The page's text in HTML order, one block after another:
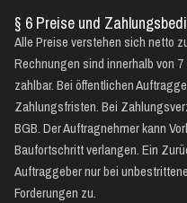
§ 6 Preise und
Alle Preise verstehen sich netto
Rechnungen sind innerhalb von
zahlbar. Bei öffentlichen
Zahlungsfristen. Bei
BGB. Der Auftragnehmer kann
Baufortschritt verlangen. Ein
Auftraggeber nur bei
Forderungen zu.